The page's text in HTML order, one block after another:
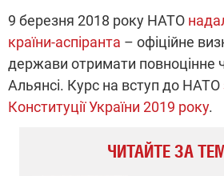
9 березня 2018 року НАТО
країни-аспіранта – офіційне
держави отримати повноцінне
Альянсі. Курс на вступ до НАТО
Конституції України 2019 року.
ЧИТАЙТЕ ЗА